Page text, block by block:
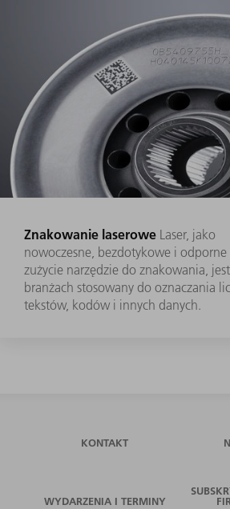
Znakowanie laserowe Laser, jako
nowoczesne, bezdotykowe i odporne
zużycie narzędzie do znakowania,
branżach stosowany do oznaczania
tekstów, kodów i innych danych.
KONTAKT
WYDARZENIA I TERMINY